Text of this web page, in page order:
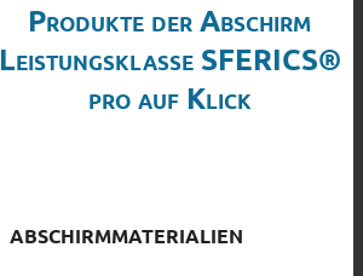
Produkte der Abschirm
Leistungsklasse SFERICS®
pro auf Klick
ABSCHIRMMATERIALIEN